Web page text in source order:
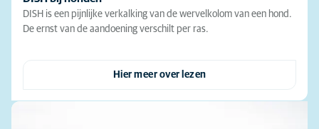
DISH is een pijnlijke verkalking van de wervelkolom van een hond.
De ernst van de aandoening verschilt per ras.
Hier meer over lezen